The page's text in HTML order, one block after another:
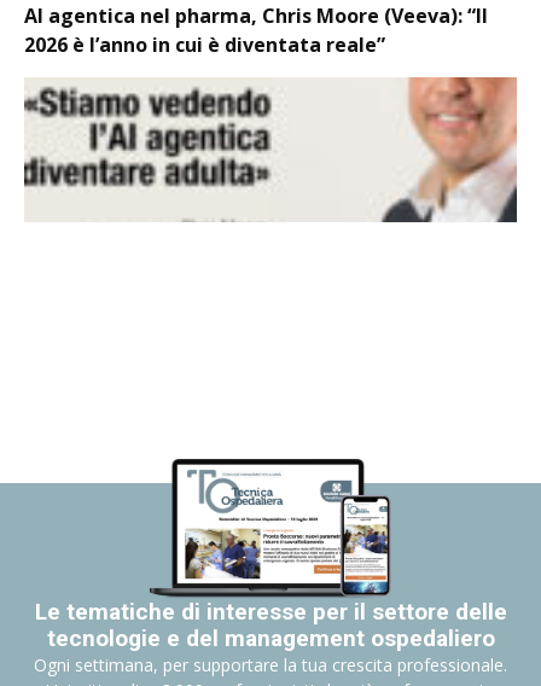
AI agentica nel pharma, Chris Moore (Veeva): “Il
2026 è l’anno in cui è diventata reale”
Le tematiche di interesse per il settore delle
tecnologie e del management ospedaliero
Ogni settimana, per supportare la tua crescita professionale.